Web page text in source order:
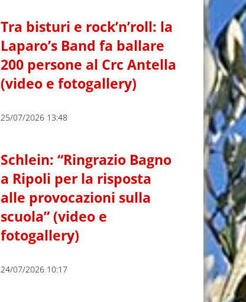
Tra bisturi e rock’n’roll: la
Laparo’s Band fa ballare
200 persone al Crc Antella
(video e fotogallery)
25/07/2026 13:48
Schlein: “Ringrazio Bagno
a Ripoli per la risposta
alle provocazioni sulla
scuola” (video e
fotogallery)
24/07/2026 10:17